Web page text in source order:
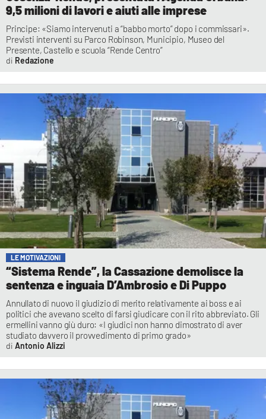
9,5 milioni di lavori e aiuti alle imprese
Principe: «Siamo intervenuti a “babbo morto” dopo i commissari».
Previsti interventi su Parco Robinson, Municipio, Museo del
Presente, Castello e scuola “Rende Centro”
Redazione
LE MOTIVAZIONI
“Sistema Rende”, la Cassazione demolisce la
sentenza e inguaia D’Ambrosio e Di Puppo
Annullato di nuovo il giudizio di merito relativamente ai boss e ai
politici che avevano scelto di farsi giudicare con il rito abbreviato. Gli
ermellini vanno giù duro: «I giudici non hanno dimostrato di aver
studiato davvero il provvedimento di primo grado»
Antonio Alizzi